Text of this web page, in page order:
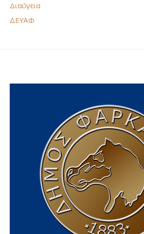
Διαύγεια
ΔΕΥΑΦ